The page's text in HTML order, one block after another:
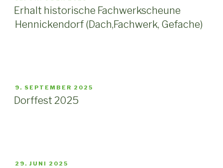
AM
Erhalt historische Fachwerkscheune
Hennickendorf (Dach,Fachwerk, Gefache)
VERÖFFENTLICHT
AM
9. SEPTEMBER 2025
Dorffest 2025
VERÖFFENTLICHT
29. JUNI 2025